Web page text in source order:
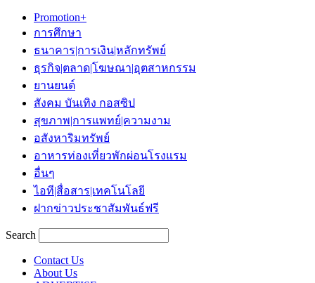
Promotion+
การศึกษา
ธนาคาร|การเงิน|หลักทรัพย์
ธุรกิจ|ตลาด|โฆษณา|อุตสาหกรรม
ยานยนต์
สังคม บันเทิง กอสซิป
สุขภาพ|การแพทย์|ความงาม
อสังหาริมทรัพย์
อาหารท่องเที่ยวพักผ่อนโรงแรม
อื่นๆ
ไอที|สื่อสาร|เทคโนโลยี
ฝากข่าวประชาสัมพันธ์ฟรี
Search
Contact Us
About Us